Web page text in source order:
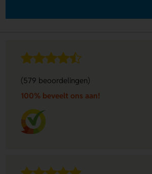
(579 beoordelingen)
100% beveelt ons aan!